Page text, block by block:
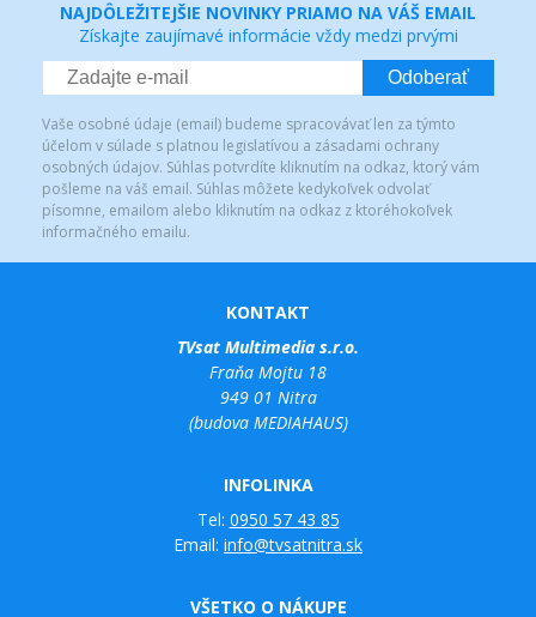
NAJDÔLEŽITEJŠIE NOVINKY PRIAMO NA VÁŠ EMAIL
Získajte zaujímavé informácie vždy medzi prvými
Odoberať
Vaše osobné údaje (email) budeme spracovávať len za týmto
účelom v súlade s platnou legislatívou a zásadami ochrany
osobných údajov. Súhlas potvrdíte kliknutím na odkaz, ktorý vám
pošleme na váš email. Súhlas môžete kedykoľvek odvolať
písomne, emailom alebo kliknutím na odkaz z ktoréhokoľvek
informačného emailu.
KONTAKT
TVsat Multimedia s.r.o.
Fraňa Mojtu 18
949 01 Nitra
(budova MEDIAHAUS)
INFOLINKA
Tel: 0950 57 43 85
Email: info@tvsatnitra.sk
VŠETKO O NÁKUPE